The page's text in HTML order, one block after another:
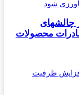
چالشهای
محصولات